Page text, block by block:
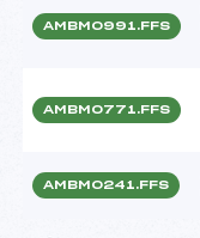
AMBM0991.FFS
AMBM0771.FFS
AMBM0241.FFS